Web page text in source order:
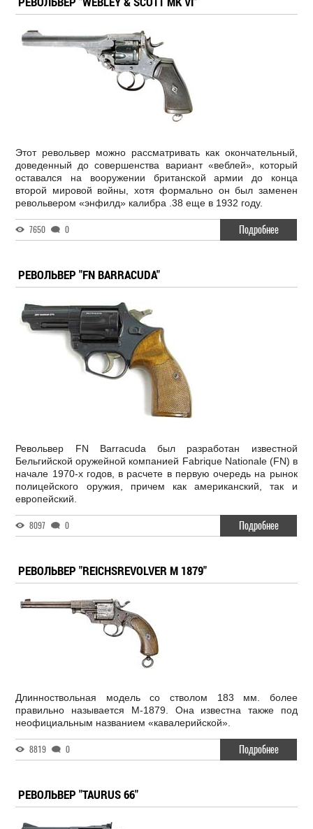
Этот револьвер можно рассматривать как окончательный,
доведенный до совершенства вариант «веблей», который
оставался на вооружении британской армии до конца
второй мировой войны, хотя формально он был заменен
револьвером «энфилд» калибра .38 еще в 1932 году.
7650 0 Подробнее
РЕВОЛЬВЕР "FN BARRACUDA"
Револьвер FN Barracuda был разработан известной
Бельгийской оружейной компанией Fabrique Nationale (FN) в
начале 1970-х годов, в расчете в первую очередь на рынок
полицейского оружия, причем как американский, так и
европейский.
8097 0 Подробнее
РЕВОЛЬВЕР "REICHSREVOLVER М 1879"
Длинноствольная модель со стволом 183 мм. более
правильно называется М-1879. Она известна также под
неофициальным названием «кавалерийской».
8819 0 Подробнее
РЕВОЛЬВЕР "TAURUS 66"